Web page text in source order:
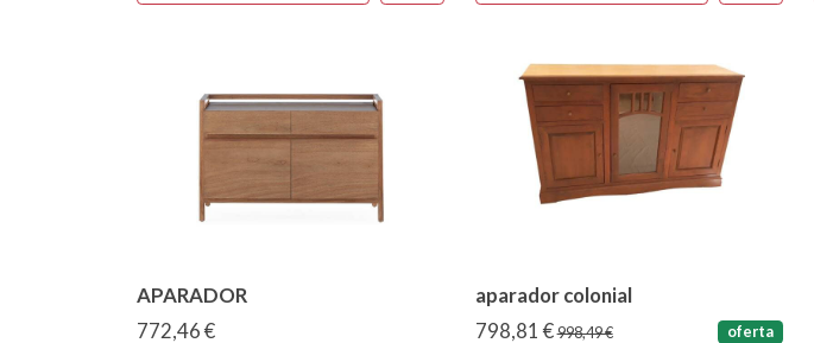
APARADOR
772,46 €
aparador colonial
798,81 €998,49 € oferta